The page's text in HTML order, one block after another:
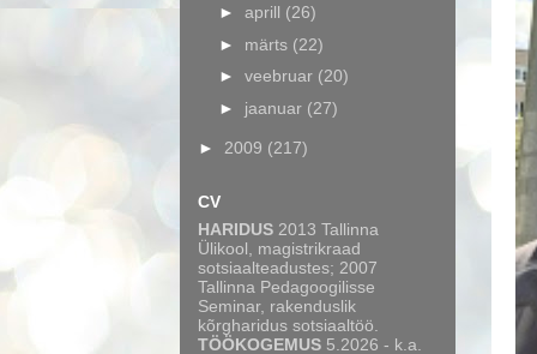
► aprill (26)
► märts (22)
► veebruar (20)
► jaanuar (27)
► 2009 (217)
CV
HARIDUS 2013 Tallinna
Ülikool, magistrikraad
sotsiaalteadustes; 2007
Tallinna Pedagoogilisse
Seminar, rakenduslik
kõrgharidus sotsiaaltöö.
TÖÖKOGEMUS 5.2026 - k.a.